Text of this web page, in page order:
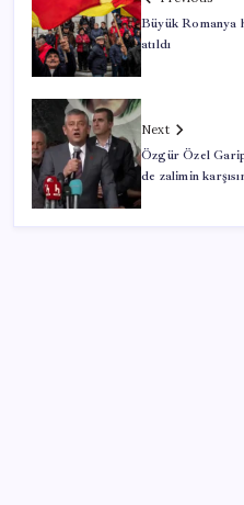
Büyük Romanya
atıldı
Next
Özgür Özel
de zalimin